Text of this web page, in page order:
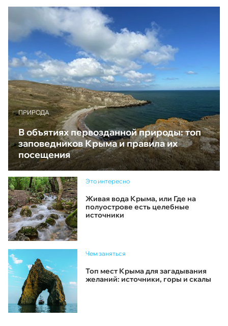
ПРИРОДА
В объятиях первозданной природы: топ
заповедников Крыма и правила их
посещения
Это интересно
Живая вода Крыма, или Где на
полуострове есть целебные
источники
Чем заняться
Топ мест Крыма для загадывания
желаний: источники, горы и скалы